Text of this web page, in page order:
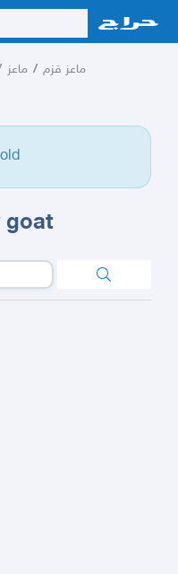
ماعز / ماعز قزم
goat